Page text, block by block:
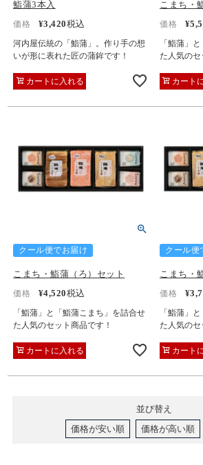
鮨蒲3本入
価格 ¥3,420税込
河内屋伝統の「鮨蒲」。作り手の想
いが形に表れた匠の蒲鉾です！
カートに入れる
こまち・
価格 ¥
「鮨蒲」
た人気のセ
カート
クール便でお届け
こまち・鮨蒲（ろ）セット
価格 ¥4,520税込
「鮨蒲」と「鮨蒲こまち」を詰合せ
た人気のセット商品です！
カートに入れる
クール便
こまち・
価格 ¥
「鮨蒲」
た人気のセ
カート
並び替え
価格が安い順
価格が高い順